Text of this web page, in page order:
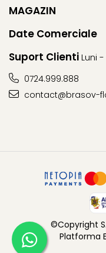
MAGAZIN
Date Comerciale
Suport ClientiLuni
0724.999.888
contact@brasov-
©Copyright
Platforma